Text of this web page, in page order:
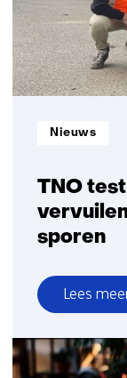
TNO
Vector
TNO
sporen
Informatietype:
Nieuws
Lees
over
TNO
test